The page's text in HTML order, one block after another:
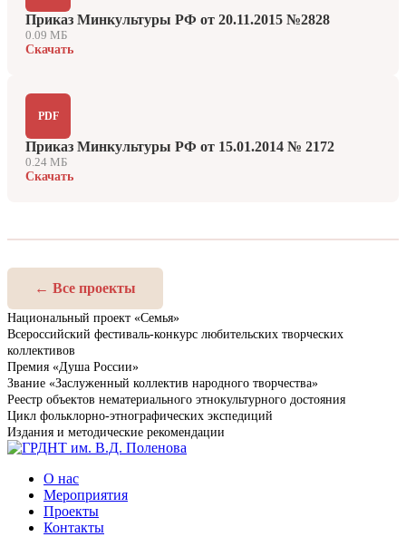
Приказ Минкультуры РФ от 20.11.2015 №2828
0.09 МБ
Скачать
PDF
Приказ Минкультуры РФ от 15.01.2014 № 2172
0.24 МБ
Скачать
← Все проекты
Национальный проект «Семья»
Всероссийский фестиваль-конкурс любительских творческих
коллективов
Премия «Душа России»
Звание «Заслуженный коллектив народного творчества»
Реестр объектов нематериального этнокультурного достояния
Цикл фольклорно-этнографических экспедиций
Издания и методические рекомендации
О нас
Мероприятия
Проекты
Контакты